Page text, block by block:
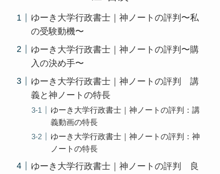
ゆーき大学行政書士｜神ノートの評判〜私
の受験動機〜
ゆーき大学行政書士｜神ノートの評判〜購
入の決め手〜
ゆーき大学行政書士｜神ノートの評判 講
義と神ノートの特長
ゆーき大学行政書士｜神ノートの評判：講
義動画の特長
ゆーき大学行政書士｜神ノートの評判：神
ノートの特長
ゆーき大学行政書士｜神ノートの評判 良